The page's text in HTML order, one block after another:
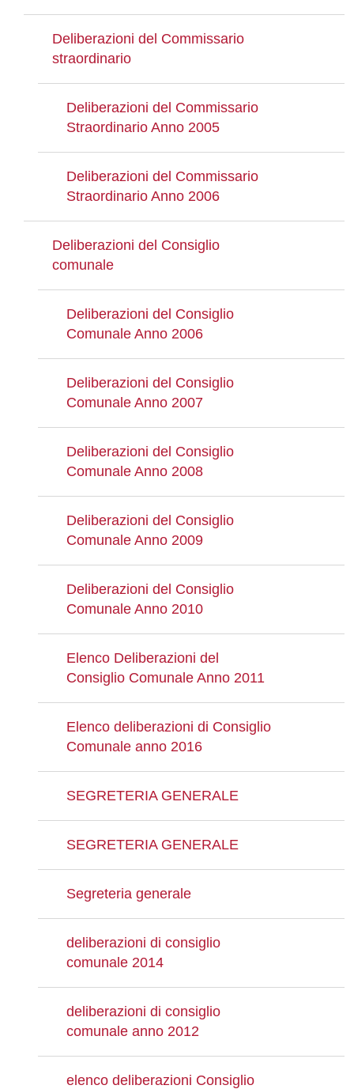
Deliberazioni del Commissario
straordinario
Deliberazioni del Commissario
Straordinario Anno 2005
Deliberazioni del Commissario
Straordinario Anno 2006
Deliberazioni del Consiglio
comunale
Deliberazioni del Consiglio
Comunale Anno 2006
Deliberazioni del Consiglio
Comunale Anno 2007
Deliberazioni del Consiglio
Comunale Anno 2008
Deliberazioni del Consiglio
Comunale Anno 2009
Deliberazioni del Consiglio
Comunale Anno 2010
Elenco Deliberazioni del
Consiglio Comunale Anno 2011
Elenco deliberazioni di Consiglio
Comunale anno 2016
SEGRETERIA GENERALE
SEGRETERIA GENERALE
Segreteria generale
deliberazioni di consiglio
comunale 2014
deliberazioni di consiglio
comunale anno 2012
elenco deliberazioni Consiglio